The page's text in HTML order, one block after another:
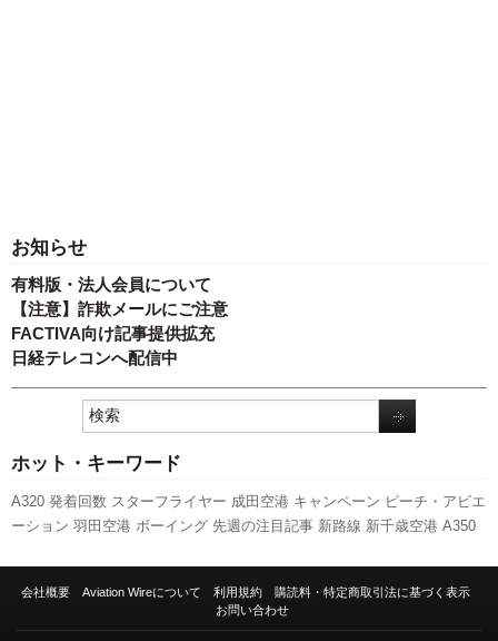
お知らせ
有料版・法人会員について
【注意】詐欺メールにご注意
FACTIVA向け記事提供拡充
日経テレコンへ配信中
ホット・キーワード
A320 発着回数 スターフライヤー 成田空港 キャンペーン ピーチ・アビエ
ーション 羽田空港 ボーイング 先週の注目記事 新路線 新千歳空港 A350
ナウイルス スカイマーク 伊丹空港 エアバス セントレア 国交省 利用実績
会社概要 Aviation Wireについて 利用規約
購読料・特定商取引法に基づく表示
お問い合わせ